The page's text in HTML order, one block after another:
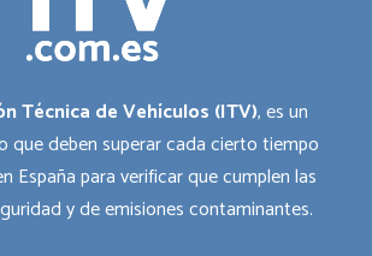
Técnica de Vehículos (ITV), es un
que deben superar cada cierto tiempo
España para verificar que cumplen las
y de emisiones contaminantes.